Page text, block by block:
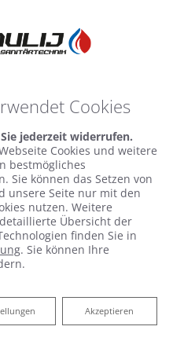
Schmulij
Cookies
jederzeit widerrufen.
Cookies und weitere
bestmögliches
Sie können das Setzen von
unsere Seite nur mit den
nutzen. Weitere
Übersicht der
finden Sie in
. Sie können Ihre
Akzeptieren